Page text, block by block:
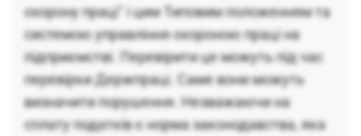
охорону праці" і цим Типовим положенням та
системою управління охороною праці на
підприємстві. Перевірити це можуть під час
перевірки Держпраці. Саме вони можуть
визначити порушення. Незважаючи на
сплату податків є норма законодавства, яка